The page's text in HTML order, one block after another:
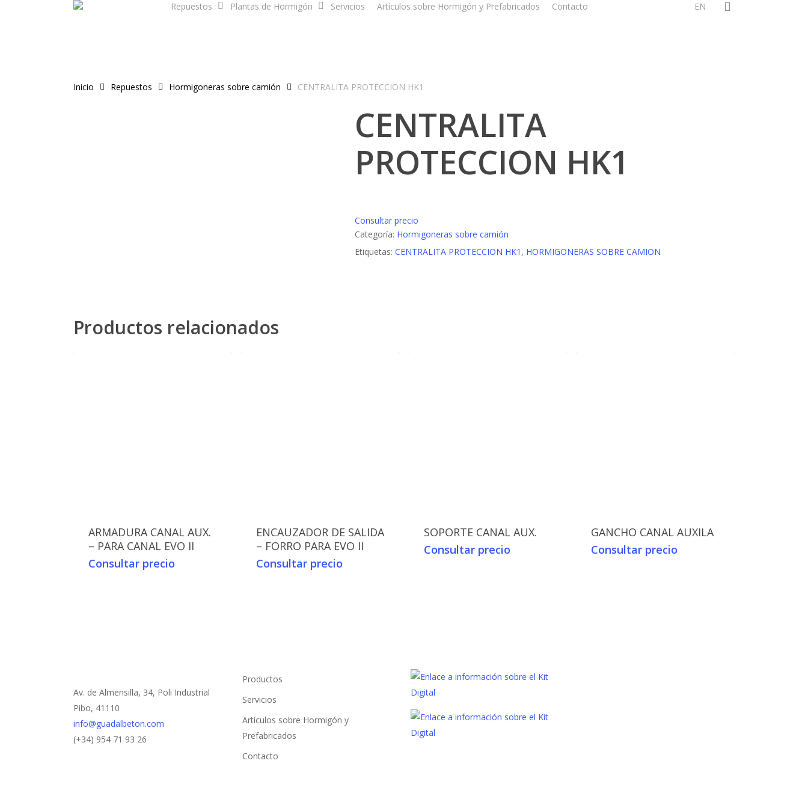
Repuestos Plantas de Hormigón Servicios Artículos sobre Hormigón y Prefabricados Contacto EN
Inicio Repuestos Hormigoneras sobre camión CENTRALITA PROTECCION HK1
CENTRALITA
PROTECCION HK1
Consultar precio
Categoría: Hormigoneras sobre camión
Etiquetas: CENTRALITA PROTECCION HK1 , HORMIGONERAS SOBRE CAMION
Productos relacionados
ARMADURA CANAL AUX.
– PARA CANAL EVO II
Consultar precio
ENCAUZADOR DE SALIDA
– FORRO PARA EVO II
Consultar precio
SOPORTE CANAL AUX.
Consultar precio
GANCHO CANAL AUXILA
Consultar precio
Av. de Almensilla, 34, Poli Industrial
Pibo, 41110
info@guadalbeton.com
(+34) 954 71 93 26
Productos
Servicios
Artículos sobre Hormigón y
Prefabricados
Contacto